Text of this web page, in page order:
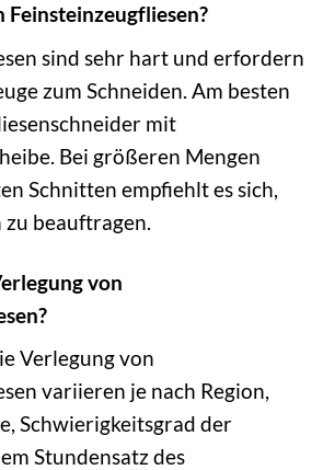
Feinsteinzeugfliesen?
sind sehr hart und erfordern
zum Schneiden. Am besten
mit
Bei größeren Mengen
Schnitten empfiehlt es sich,
beauftragen.
von
Verlegung von
variieren je nach Region,
Schwierigkeitsgrad der
Stundensatz des